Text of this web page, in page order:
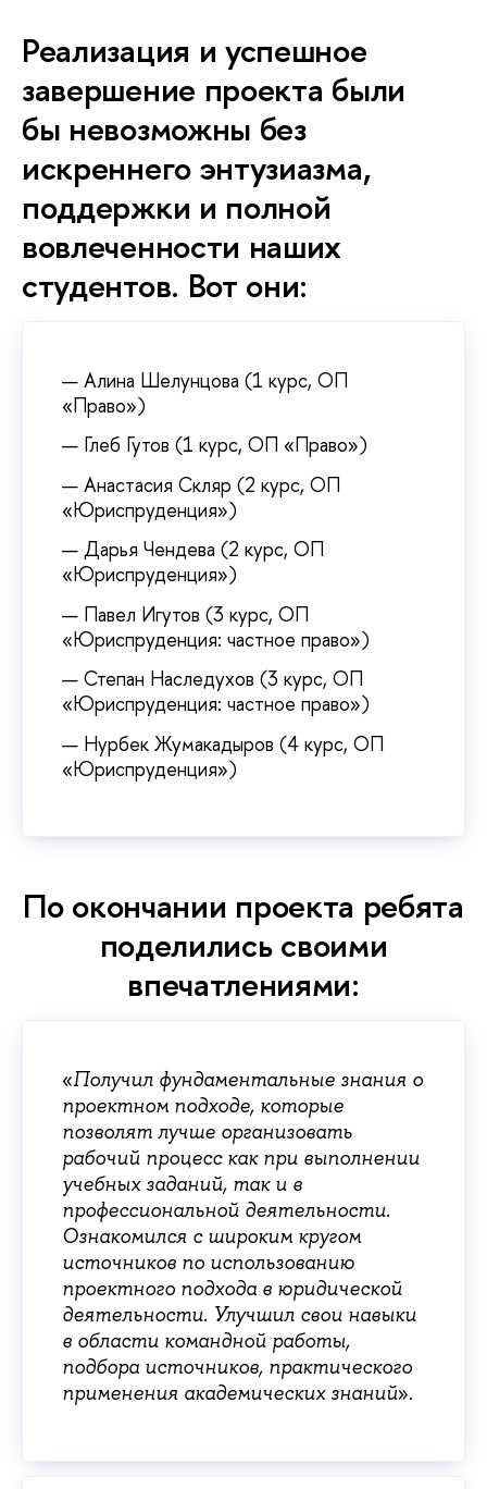
Реализация и успешное
завершение проекта были
бы невозможны без
искреннего энтузиазма,
поддержки и полной
вовлеченности наших
студентов. Вот они:
Алина Шелунцова (1 курс, ОП
«Право»)
Глеб Гутов (1 курс, ОП «Право»)
Анастасия Скляр (2 курс, ОП
«Юриспруденция»)
Дарья Чендева (2 курс, ОП
«Юриспруденция»)
Павел Игутов (3 курс, ОП
«Юриспруденция: частное право»)
Степан Наследухов (3 курс, ОП
«Юриспруденция: частное право»)
Нурбек Жумакадыров (4 курс, ОП
«Юриспруденция»)
По окончании проекта ребята
поделились своими
впечатлениями:
«Получил фундаментальные знания о
проектном подходе, которые
позволят лучше организовать
рабочий процесс как при выполнении
учебных заданий, так и в
профессиональной деятельности.
Ознакомился с широким кругом
источников по использованию
проектного подхода в юридической
деятельности. Улучшил свои навыки
в области командной работы,
подбора источников, практического
применения академических знаний».